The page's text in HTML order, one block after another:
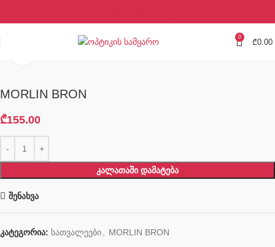
0
₾0.00
MORLIN BRON
₾155.00
ᲙᲐᲚᲐᲗᲐᲨᲘ ᲓᲐᲛᲐᲢᲔᲑᲐ
შენახვა
კატეგორია: სათვალეები, MORLIN BRON